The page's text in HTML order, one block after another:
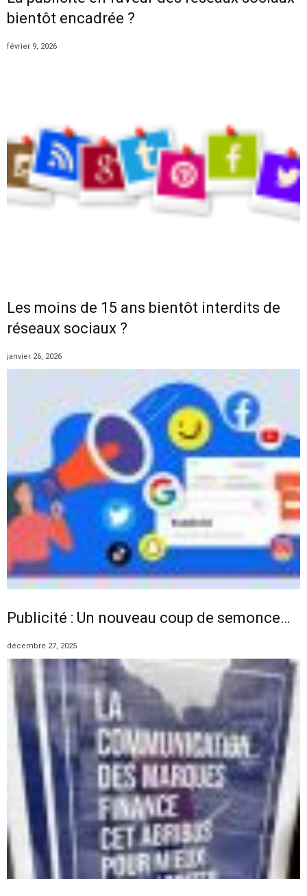
bientôt encadrée ?
février 9, 2026
Les moins de 15 ans bientôt interdits de
réseaux sociaux ?
janvier 26, 2026
Publicité : Un nouveau coup de semonce…
décembre 27, 2025